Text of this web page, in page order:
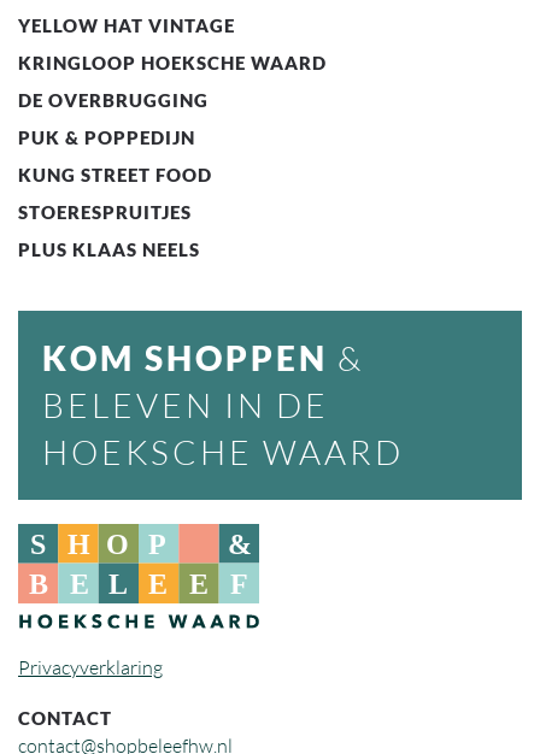
YELLOW HAT VINTAGE
KRINGLOOP HOEKSCHE WAARD
DE OVERBRUGGING
PUK & POPPEDIJN
KUNG STREET FOOD
STOERESPRUITJES
PLUS KLAAS NEELS
KOM SHOPPEN &
BELEVEN IN DE
HOEKSCHE WAARD
Privacyverklaring
CONTACT
contact@shopbeleefhw.nl